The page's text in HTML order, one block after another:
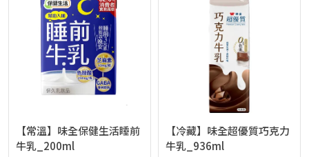
【常溫】味全保健生活睡前
牛乳_200ml
【冷藏】味全超優質巧克力
牛乳_936ml